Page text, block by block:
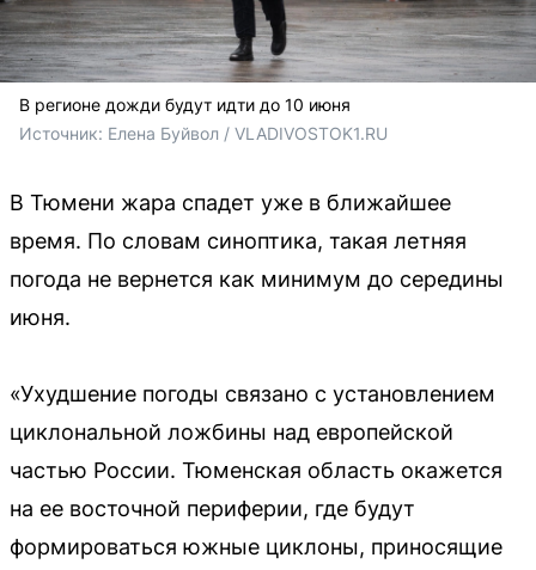
В регионе дожди будут идти до 10 июня
Источник: Елена Буйвол / VLADIVOSTOK1.RU
В Тюмени жара спадет уже в ближайшее
время. По словам синоптика, такая летняя
погода не вернется как минимум до середины
июня.
«Ухудшение погоды связано с установлением
циклональной ложбины над европейской
частью России. Тюменская область окажется
на ее восточной периферии, где будут
формироваться южные циклоны, приносящие